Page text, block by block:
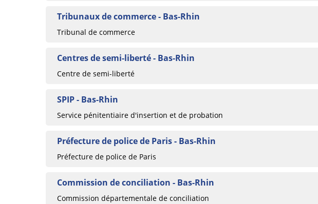
Tribunaux de commerce - Bas-Rhin
Tribunal de commerce
Centres de semi-liberté - Bas-Rhin
Centre de semi-liberté
SPIP - Bas-Rhin
Service pénitentiaire d'insertion et de probation
Préfecture de police de Paris - Bas-Rhin
Préfecture de police de Paris
Commission de conciliation - Bas-Rhin
Commission départementale de conciliation